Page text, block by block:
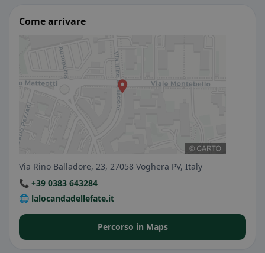
Come arrivare
Via Rino Balladore, 23, 27058 Voghera PV, Italy
📞 +39 0383 643284
🌐 lalocandadellefate.it
Percorso in Maps